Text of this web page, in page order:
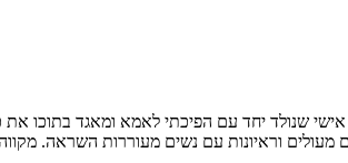
אישי שנולד יחד עם הפיכתי לאמא ומאגד